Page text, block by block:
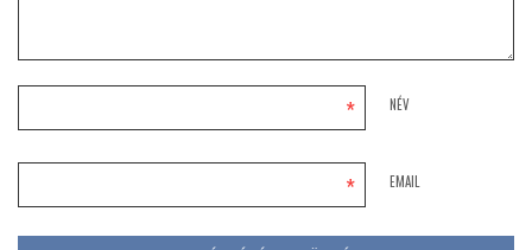
NÉV
*
EMAIL
*